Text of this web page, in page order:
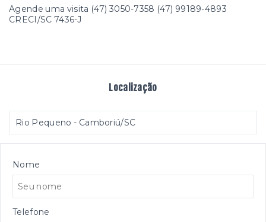
Agende uma visita (47) 3050-7358 (47) 99189-4893
CRECI/SC 7436-J
Localização
Rio Pequeno - Camboriú/SC
Nome
Telefone